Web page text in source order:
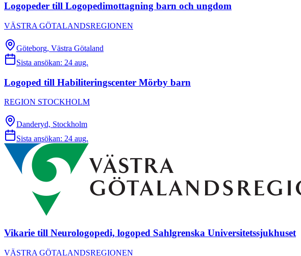
Logopeder till Logopedimottagning barn och ungdom
VÄSTRA GÖTALANDSREGIONEN
Göteborg, Västra Götaland
Sista ansökan: 24 aug.
Logoped till Habiliteringscenter Mörby barn
REGION STOCKHOLM
Danderyd, Stockholm
Sista ansökan: 24 aug.
Vikarie till Neurologopedi, logoped Sahlgrenska Universitetssjukhuset
VÄSTRA GÖTALANDSREGIONEN